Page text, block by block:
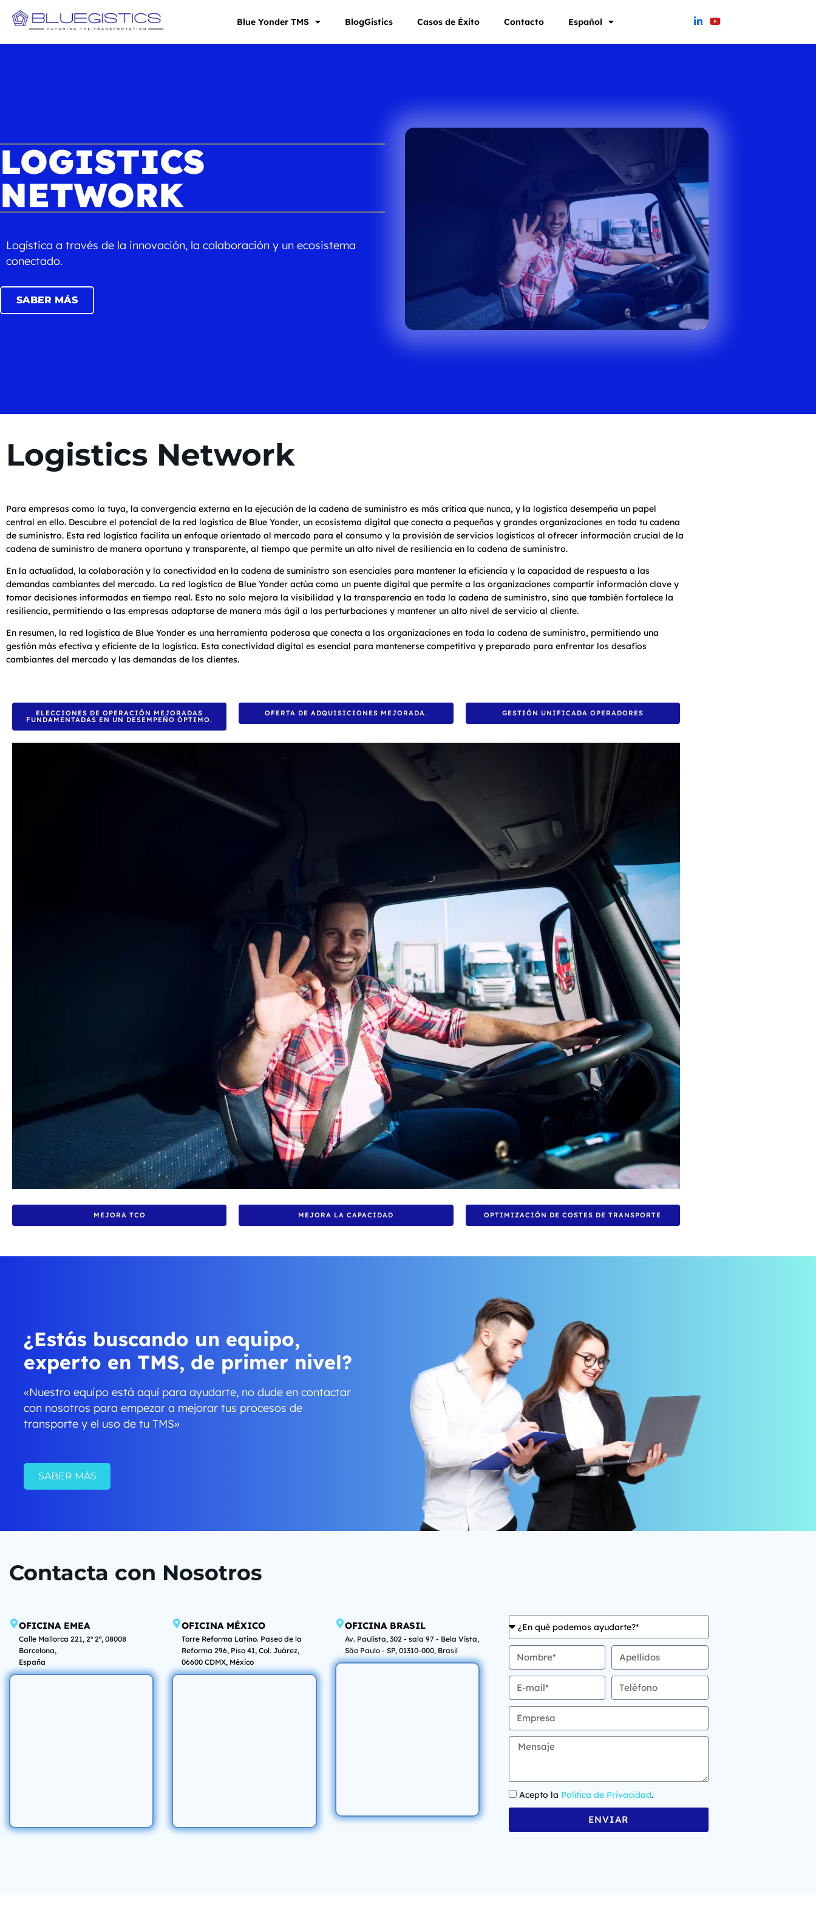
Blue Yonder TMS BlogGistics Casos de Éxito Contacto Español
LOGISTICS
NETWORK
Logística a través de la innovación, la colaboración y un ecosistema
conectado.
SABER MÁS
Logistics Network
Para empresas como la tuya, la convergencia externa en la ejecución de la cadena de suministro es más crítica que nunca, y la logística desempeña un papel
central en ello. Descubre el potencial de la red logística de Blue Yonder, un ecosistema digital que conecta a pequeñas y grandes organizaciones en toda tu cadena
de suministro. Esta red logística facilita un enfoque orientado al mercado para el consumo y la provisión de servicios logísticos al ofrecer información crucial de la
cadena de suministro de manera oportuna y transparente, al tiempo que permite un alto nivel de resiliencia en la cadena de suministro.
En la actualidad, la colaboración y la conectividad en la cadena de suministro son esenciales para mantener la eficiencia y la capacidad de respuesta a las
demandas cambiantes del mercado. La red logística de Blue Yonder actúa como un puente digital que permite a las organizaciones compartir información clave y
tomar decisiones informadas en tiempo real. Esto no solo mejora la visibilidad y la transparencia en toda la cadena de suministro, sino que también fortalece la
resiliencia, permitiendo a las empresas adaptarse de manera más ágil a las perturbaciones y mantener un alto nivel de servicio al cliente.
En resumen, la red logística de Blue Yonder es una herramienta poderosa que conecta a las organizaciones en toda la cadena de suministro, permitiendo una
gestión más efectiva y eficiente de la logística. Esta conectividad digital es esencial para mantenerse competitivo y preparado para enfrentar los desafíos
cambiantes del mercado y las demandas de los clientes.
ELECCIONES DE OPERACIÓN MEJORADAS
FUNDAMENTADAS EN UN DESEMPEÑO ÓPTIMO.
OFERTA DE ADQUISICIONES MEJORADA. GESTIÓN UNIFICADA OPERADORES
MEJORA TCO MEJORA LA CAPACIDAD OPTIMIZACIÓN DE COSTES DE TRANSPORTE
¿Estás buscando un equipo,
experto en TMS, de primer nivel?
«Nuestro equipo está aquí para ayudarte, no dude en contactar
con nosotros para empezar a mejorar tus procesos de
transporte y el uso de tu TMS»
SABER MÁS
Contacta con Nosotros
OFICINA EMEA
Calle Mallorca 221, 2º 2ª, 08008
Barcelona,
España
OFICINA MÉXICO
Torre Reforma Latino. Paseo de la
Reforma 296, Piso 41, Col. Juárez,
06600 CDMX, México
OFICINA BRASIL
Av. Paulista, 302 - sala 97 - Bela Vista,
São Paulo - SP, 01310-000, Brasil
Acepto la Política de Privacidad.
ENVIAR